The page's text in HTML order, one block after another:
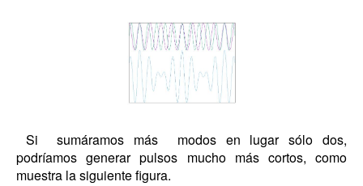
Si sumáramos más modos en lugar sólo dos,
podríamos generar pulsos mucho más cortos, como
muestra la siguiente figura.